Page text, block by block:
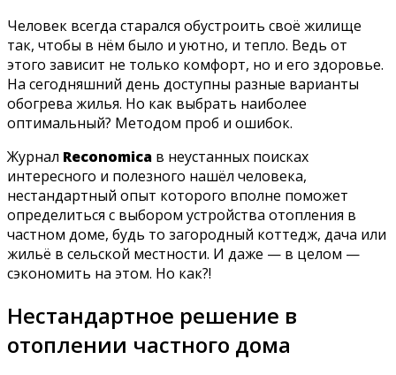
Человек всегда старался обустроить своё жилище
так, чтобы в нём было и уютно, и тепло. Ведь от
этого зависит не только комфорт, но и его здоровье.
На сегодняшний день доступны разные варианты
обогрева жилья. Но как выбрать наиболее
оптимальный? Методом проб и ошибок.
Журнал Reconomica в неустанных поисках
интересного и полезного нашёл человека,
нестандартный опыт которого вполне поможет
определиться с выбором устройства отопления в
частном доме, будь то загородный коттедж, дача или
жильё в сельской местности. И даже — в целом —
сэкономить на этом. Но как?!
Нестандартное решение в
отоплении частного дома